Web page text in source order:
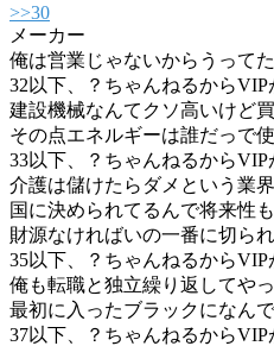
>>30
メーカー
俺は営業じゃないからうって
32 以下、？ちゃんねるから
建設機械なんてクソ高いけど
その点エネルギーは誰だっで
33以下、？ちゃんねるから
介護は儲けたらダメという業
国に決められてるんで将来性
財源なければいの一番に切ら
35以下、？ちゃんねるから
俺も転職と独立繰り返してや
最初に入ったブラックになん
37以下、？ちゃんねるから